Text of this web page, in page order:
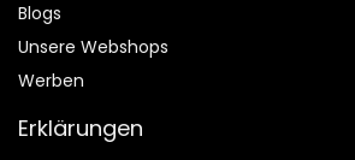
Blogs
Unsere Webshops
Werben
Erklärungen